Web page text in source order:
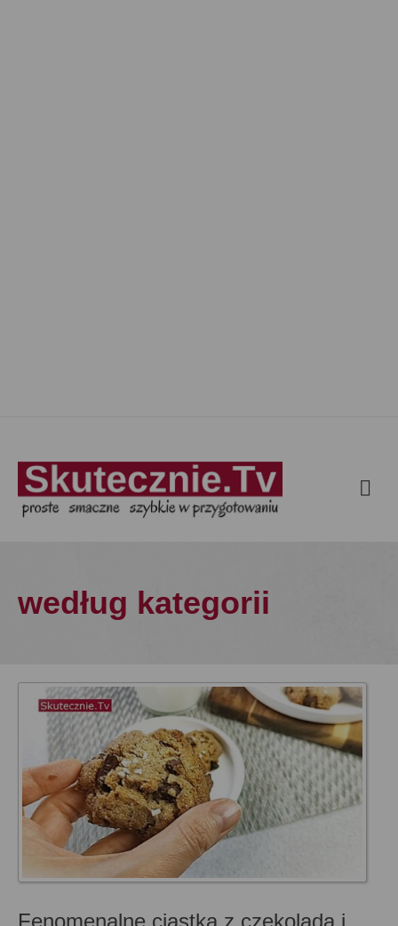
według kategorii